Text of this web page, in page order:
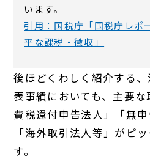
います。
引用：国税庁「国税庁レ
平な課税・徴収」
後ほどくわしく紹介する
表事績においても、主要
費税還付申告法人」「無申
「海外取引法人等」がピ
す。